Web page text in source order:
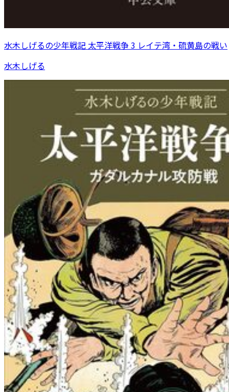
水木しげるの少年戦記 太平洋戦争 3 レイテ湾・硫黄島の戦い
水木しげる